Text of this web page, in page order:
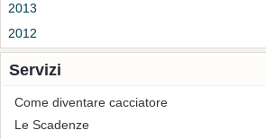
2013
2012
Servizi
Come diventare cacciatore
Le Scadenze